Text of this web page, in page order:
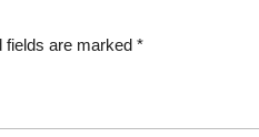
fields are marked *